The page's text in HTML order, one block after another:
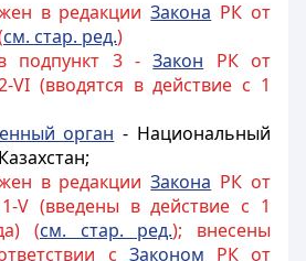
в редакцииЗакона РК от
см. стар. ред.)
подпункт 3 -Закон РК от
(вводятся в действие с 1
орган - Национальный
в редакцииЗакона РК от
V (введены в действие с 1
(см. стар. ред.); внесены
с Законом РК от